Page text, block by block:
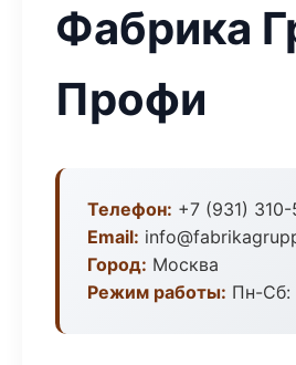
Фабрика
Профи
Телефон: +7 (931)
Email:
Город: Москва
Режим работы: Пн-Сб: